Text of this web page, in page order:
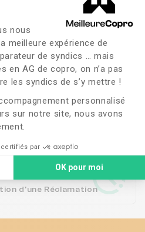
du
nous
meilleure expérience de
de syndics … mais
en AG de copro, on n’a pas
les syndics de s’y mettre !
personnalisé
sur notre site, nous avons
par
OK pour moi
consent
d'une Réclamation